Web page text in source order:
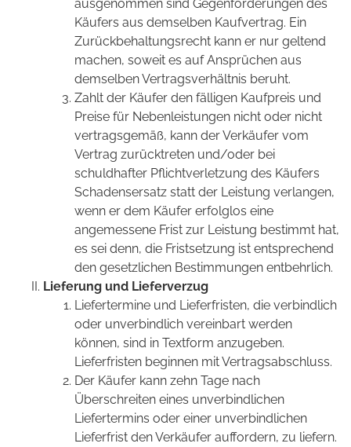
ausgenommen sind Gegenforderungen des
Käufers aus demselben Kaufvertrag. Ein
Zurückbehaltungsrecht kann er nur geltend
machen, soweit es auf Ansprüchen aus
demselben Vertragsverhältnis beruht.
Zahlt der Käufer den fälligen Kaufpreis und
Preise für Nebenleistungen nicht oder nicht
vertragsgemäß, kann der Verkäufer vom
Vertrag zurücktreten und/oder bei
schuldhafter Pflichtverletzung des Käufers
Schadensersatz statt der Leistung verlangen,
wenn er dem Käufer erfolglos eine
angemessene Frist zur Leistung bestimmt hat,
es sei denn, die Fristsetzung ist entsprechend
den gesetzlichen Bestimmungen entbehrlich.
Lieferung und Lieferverzug
Liefertermine und Lieferfristen, die verbindlich
oder unverbindlich vereinbart werden
können, sind in Textform anzugeben.
Lieferfristen beginnen mit Vertragsabschluss.
Der Käufer kann zehn Tage nach
Überschreiten eines unverbindlichen
Liefertermins oder einer unverbindlichen
Lieferfrist den Verkäufer auffordern, zu liefern.